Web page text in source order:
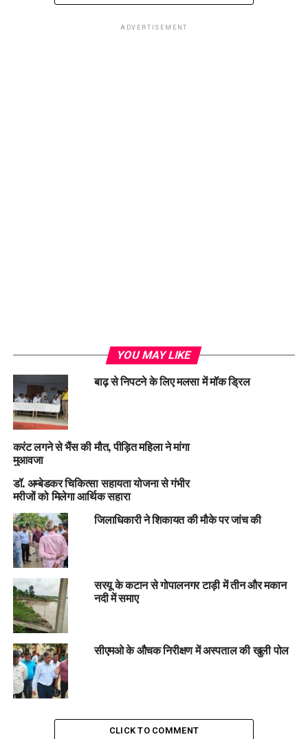
ADVERTISEMENT
YOU MAY LIKE
बाढ़ से निपटने के लिए मलसा में मॉक ड्रिल
करंट लगने से भैंस की मौत, पीड़ित महिला ने मांगा
मुआवजा
डॉ. अम्बेडकर चिकित्सा सहायता योजना से गंभीर
मरीजों को मिलेगा आर्थिक सहारा
जिलाधिकारी ने शिकायत की मौके पर जांच की
सरयू के कटान से गोपालनगर टाड़ी में तीन और मकान
नदी में समाए
सीएमओ के औचक निरीक्षण में अस्पताल की खुली पोल
CLICK TO COMMENT